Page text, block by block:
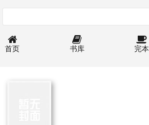
首页 书库 完本